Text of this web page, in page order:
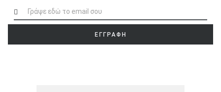
ΕΓΓΡΑΦΗ